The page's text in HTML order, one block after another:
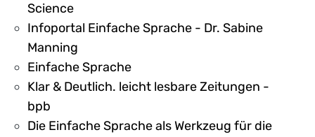
Science
Infoportal Einfache Sprache - Dr. Sabine
Manning
Einfache Sprache
Klar & Deutlich. leicht lesbare Zeitungen -
bpb
Die Einfache Sprache als Werkzeug für die